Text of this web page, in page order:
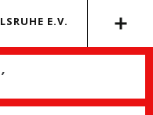
E.V.
’